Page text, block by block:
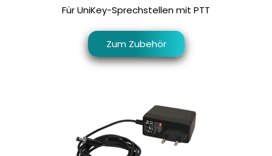
Für UniKey-Sprechstellen mit PTT
Zum Zubehör